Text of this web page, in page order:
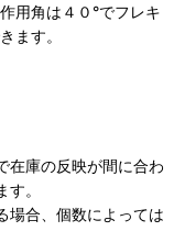
用角は４０°でフレキ
ます。
在庫の反映が間に合わ
。
場合、個数によっては